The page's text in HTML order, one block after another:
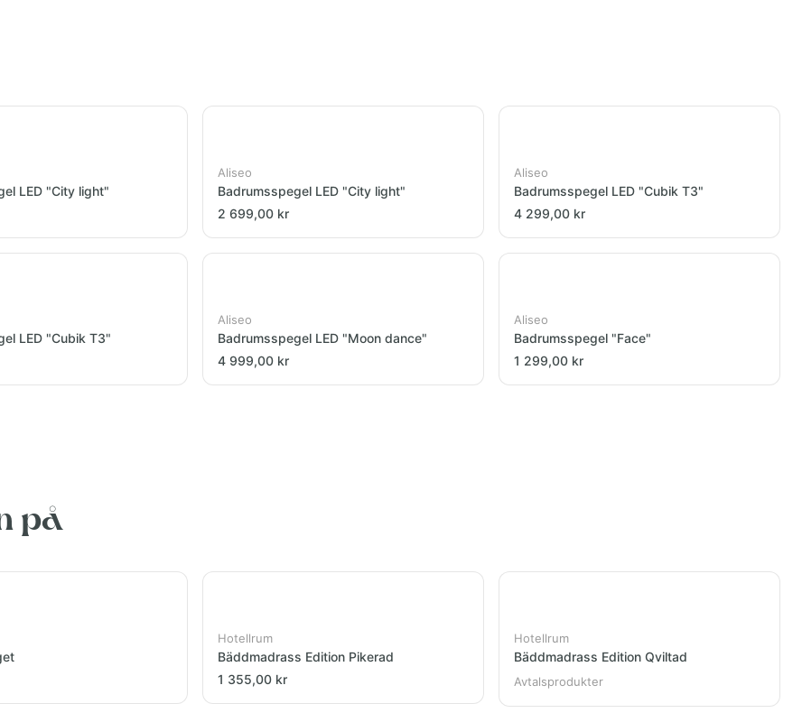
LED "City light"
Aliseo
Badrumsspegel LED "City light"
2 699,00 kr
Aliseo
Badrumsspegel LED "Cubik T3"
4 299,00 kr
LED "Cubik T3"
Aliseo
Badrumsspegel LED "Moon dance"
4 999,00 kr
Aliseo
Badrumsspegel "Face"
1 299,00 kr
på
Hotellrum
Bäddmadrass Edition Pikerad
1 355,00 kr
Hotellrum
Bäddmadrass Edition Qviltad
Avtalsprodukter